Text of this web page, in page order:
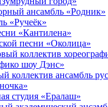
ансамбль «Родник»
«Ручеёк»
«Кантилена»
песни «Околица»
коллектив
шоу Дэнс»
коллектив ансамбль
студия «Ералаш»